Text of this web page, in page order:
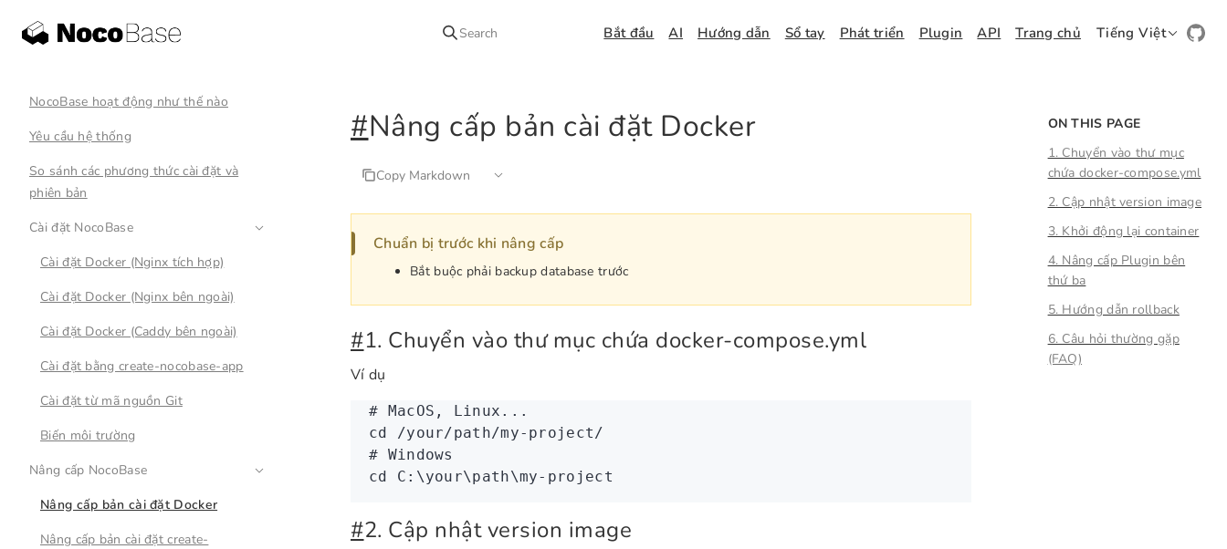
Search Bắt đầu AI Hướng dẫn Sổ tay Phát triển Plugin API Trang chủ Tiếng Việt
NocoBase hoạt động như thế nào
Yêu cầu hệ thống
So sánh các phương thức cài đặt và
phiên bản
Cài đặt NocoBase
Cài đặt Docker (Nginx tích hợp)
Cài đặt Docker (Nginx bên ngoài)
Cài đặt Docker (Caddy bên ngoài)
Cài đặt bằng create-nocobase-app
Cài đặt từ mã nguồn Git
Biến môi trường
Nâng cấp NocoBase
Nâng cấp bản cài đặt Docker
Nâng cấp bản cài đặt create-
#Nâng cấp bản cài đặt Docker
Copy Markdown
Chuẩn bị trước khi nâng cấp
Bắt buộc phải backup database trước
#1. Chuyển vào thư mục chứa docker-compose.yml
Ví dụ
# MacOS, Linux...
cd /your/path/my-project/
# Windows
cd C: \your\path\my-project
#2. Cập nhật version image
ON THIS PAGE
1. Chuyển vào thư mục
chứa docker-compose.yml
2. Cập nhật version image
3. Khởi động lại container
4. Nâng cấp Plugin bên
thứ ba
5. Hướng dẫn rollback
6. Câu hỏi thường gặp
(FAQ)